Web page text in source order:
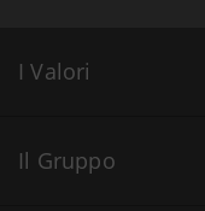
I Valori
Il Gruppo